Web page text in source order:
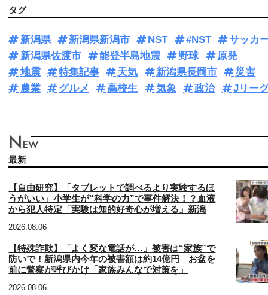
タグ
新潟県 新潟県新潟市 NST #NST
サッカ
新潟県佐渡市
能登半島地震 野球
原発
地震
特集記事 天気 新潟県長岡市
災害
農業
グルメ 高校生 気象 政治 Jリー
最新
【自由研究】「タブレットで調べるより実験するほ
うがいい」小学生が“科学の力”で事件解決！？血液
から犯人特定「実験は知的好奇心が増える」新潟
2026.08.06
【特殊詐欺】「よく変な電話が…」被害は“家族”で
防いで！新潟県内今年の被害額は約14億円 お盆を
前に警察が呼びかけ「家族みんなで対策を」
2026.08.06